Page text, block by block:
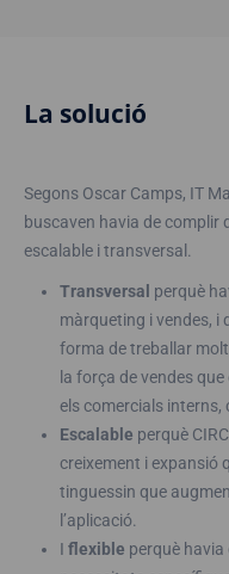
La solució
Segons Oscar Camps, IT
buscaven havia de complir
escalable i transversal.
Transversal perquè
màrqueting i vendes, i
forma de treballar
la força de vendes
els comercials
Escalable perquè
creixement i expansió
tinguessin que
l’aplicació.
I flexible perquè havia